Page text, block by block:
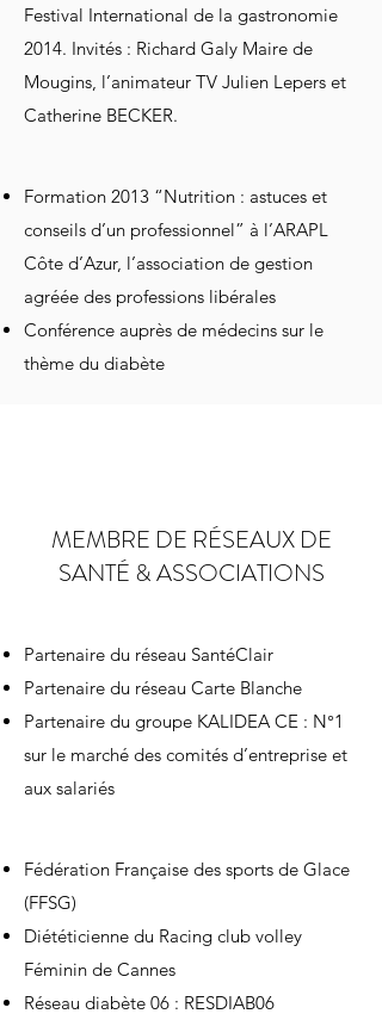
Festival International de la gastronomie
2014. Invités : Richard Galy Maire de
Mougins, l’animateur TV Julien Lepers et
Catherine BECKER.
Formation 2013 “Nutrition : astuces et
conseils d’un professionnel” à l’ARAPL
Côte d’Azur, l’association de gestion
agréée des professions libérales
Conférence auprès de médecins sur le
thème du diabète
MEMBRE DE RÉSEAUX DE
SANTÉ & ASSOCIATIONS
Partenaire du réseau SantéClair
Partenaire du réseau Carte Blanche
Partenaire du groupe KALIDEA CE : N°1
sur le marché des comités d’entreprise et
aux salariés
Fédération Française des sports de Glace
(FFSG)
Diététicienne du Racing club volley
Féminin de Cannes
Réseau diabète 06 : RESDIAB06